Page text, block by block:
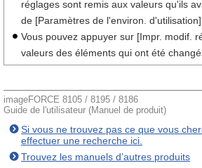
réglages sont remis aux valeurs qu'ils
de [Paramètres de l'environ. d'utilisation].
Vous pouvez appuyer sur [Impr. modif.
valeurs des éléments qui ont été
imageFORCE 8105 / 8195 / 8186
Guide de l'utilisateur (Manuel de produit)
Si vous ne trouvez pas ce que vous
effectuer une recherche ici.
Trouvez les manuels d’autres produits